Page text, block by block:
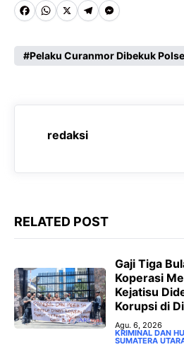
F
c
b
k
W
a
s
A
p
X T
l
g
r
m
M
s
e
e
Pelaku Curanmor Dibekuk
redaksi
RELATED POST
‎Gaji Tiga
Koperasi
Kejatisu
Korupsi di
Agu. 6, 2026
KRIMINAL DAN
SUMATERA